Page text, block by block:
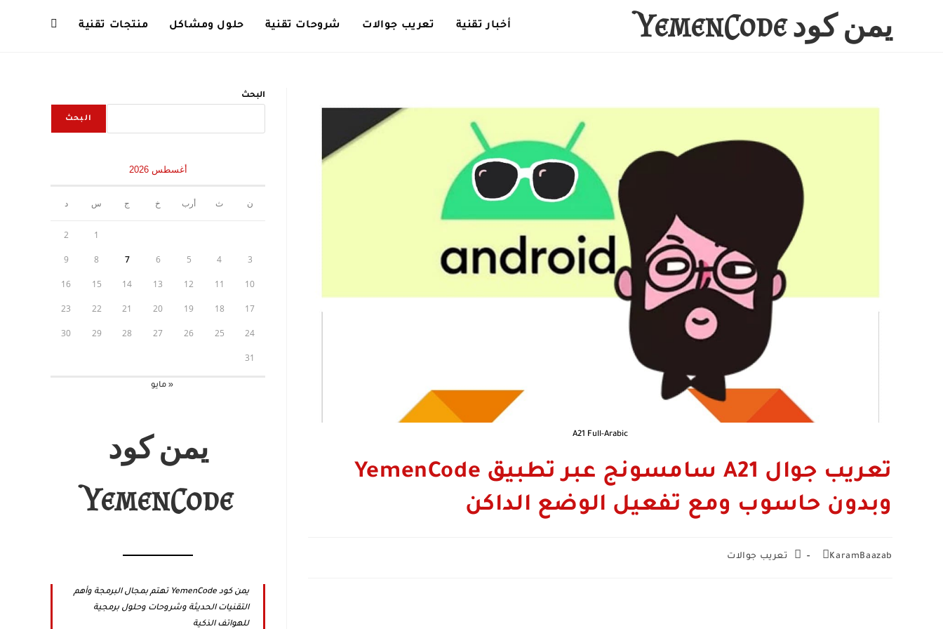
يمن كود YemenCode أخبار تقنية تعريب جوالات شروحات تقنية حلول ومشاكل منتجات تقنية Toggle
A21 Full-Arabic
تعريب جوال A21 سامسونج عبر تطبيق YemenCode
وبدون حاسوب ومع تفعيل الوضع الداكن
Post
KaramBaazab
Post
تعريب جوالات
البحث
البحث
أغسطس 2026
ن ث أرب خ ج س د
1
2
3
4
5
6
7
8
9
10
11
12
13
14
15
16
17
18
19
20
21
22
23
24
25
26
27
28
29
30
31
« مايو
يمن كود
YemenCode
يمن كود YemenCode تهتم بمجال البرمجة وأهم
التقنيات الحديثة وشروحات وحلول برمجية
للهواتف الذكية